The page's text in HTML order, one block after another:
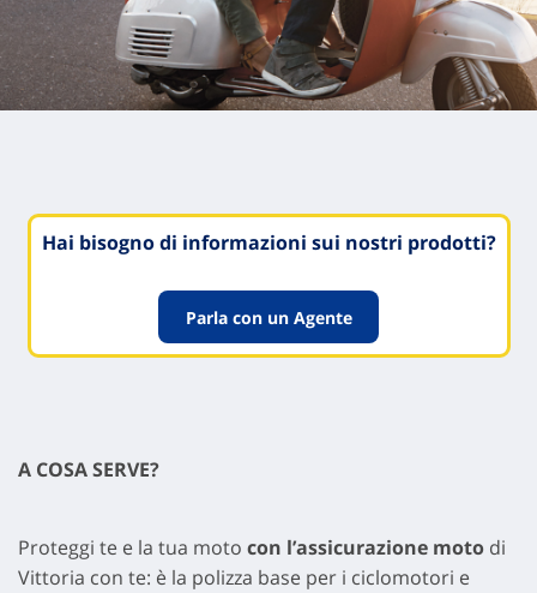
Hai bisogno di informazioni sui nostri prodotti?
Parla con un Agente
A COSA SERVE?
Proteggi te e la tua moto con l’assicurazione moto di
Vittoria con te: è la polizza base per i ciclomotori e